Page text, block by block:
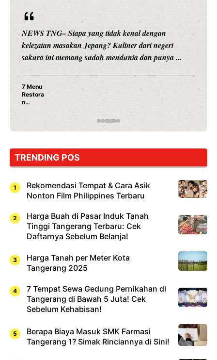
NEWS TNG– Siapa yang tidak kenal dengan
kelezatan masakan Jepang? Kuliner dari negeri
sakura ini memang sudah mendunia dan punya ...
7 Menu
Restora
n
Jepang
Dicoba,
Cuma
Sushi!
TRENDING POS
Rekomendasi Tempat & Cara Asik
Nonton Film Philippines Terbaru
Harga Buah di Pasar Induk Tanah
Tinggi Tangerang Terbaru: Cek
Daftarnya Sebelum Belanja!
Harga Tanah per Meter Kota
Tangerang 2025
7 Tempat Sewa Gedung Pernikahan di
Tangerang di Bawah 5 Juta! Cek
Sebelum Kehabisan!
Berapa Biaya Masuk SMK Farmasi
Tangerang 1? Simak Rinciannya di Sini!